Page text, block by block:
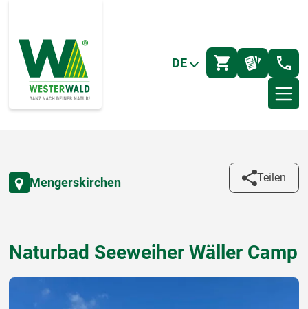
DE
Mengerskirchen Teilen
Naturbad Seeweiher Wäller Camp